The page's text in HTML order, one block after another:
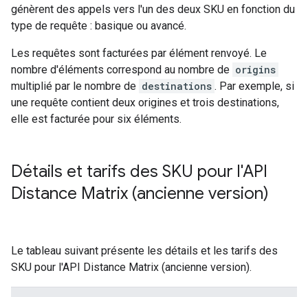
génèrent des appels vers l'un des deux SKU en fonction du
type de requête : basique ou avancé.
Les requêtes sont facturées par élément renvoyé. Le
nombre d'éléments correspond au nombre de origins
multiplié par le nombre de destinations . Par exemple, si
une requête contient deux origines et trois destinations,
elle est facturée pour six éléments.
Détails et tarifs des SKU pour l'API
Distance Matrix (ancienne version)
Le tableau suivant présente les détails et les tarifs des
SKU pour l'API Distance Matrix (ancienne version).